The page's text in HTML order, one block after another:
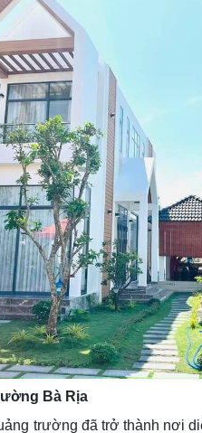
Bà Rịa
trường đã trở thành nơi